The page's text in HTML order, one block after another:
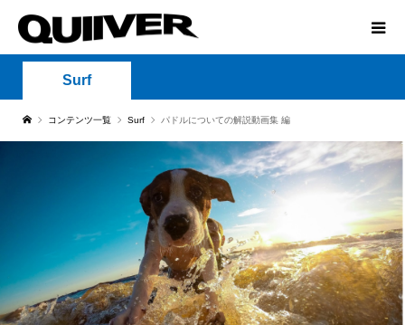
Surf
コンテンツ一覧 Surf パドルについての解説動画集 編